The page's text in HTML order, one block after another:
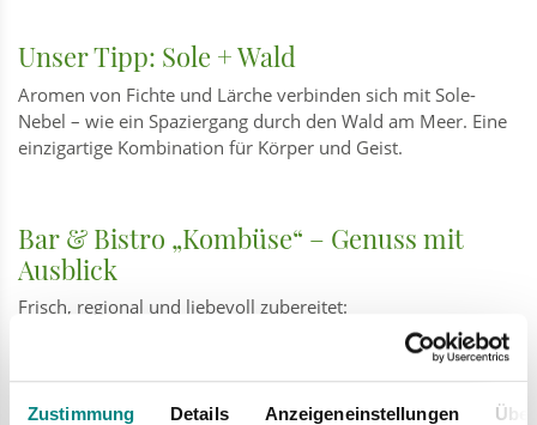
Zustimmung Details Anzeigeneinstellungen
Unser Tipp: Sole + Wald
Aromen von Fichte und Lärche verbinden sich mit Sole-
Nebel – wie ein Spaziergang durch den Wald am Meer. Eine
einzigartige Kombination für Körper und Geist.
Bar & Bistro „Kombüse“ – Genuss mit
Ausblick
Frisch, regional und liebevoll zubereitet:
Täglich wechselnder Mittagstisch
Kaffeespezialitäten & hausgemachter Kuchen